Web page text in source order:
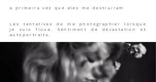
a primeira vez que eles me destruíram
Les tentatives de me photographier lorsque
je suis floue. Sentiment de dévastation et
autoportraits.